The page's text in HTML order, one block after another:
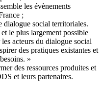
les évènements
;
dialogue social territoriales.
le plus largement possible
acteurs du dialogue social
des pratiques existantes et
»
des ressources produites et
et leurs partenaires.